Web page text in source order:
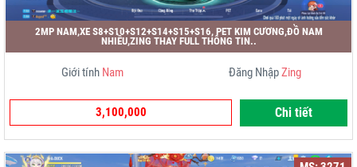
2MP NAM,XE S8+S10+S12+S14+S15+S16, PET KIM CƯƠNG,ĐỒ NAM
NHIỀU,ZING THAY FULL THÔNG TIN..
Giới tính Nam Đăng NhậpZing
3,100,000 Chi tiết